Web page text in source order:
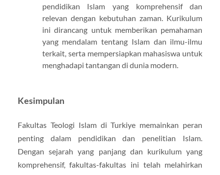
pendidikan Islam yang komprehensif dan
relevan dengan kebutuhan zaman. Kurikulum
ini dirancang untuk memberikan pemahaman
yang mendalam tentang Islam dan ilmu-ilmu
terkait, serta mempersiapkan mahasiswa untuk
menghadapi tantangan di dunia modern.
Kesimpulan
Fakultas Teologi Islam di Turkiye memainkan peran
penting dalam pendidikan dan penelitian Islam.
Dengan sejarah yang panjang dan kurikulum yang
komprehensif, fakultas-fakultas ini telah melahirkan